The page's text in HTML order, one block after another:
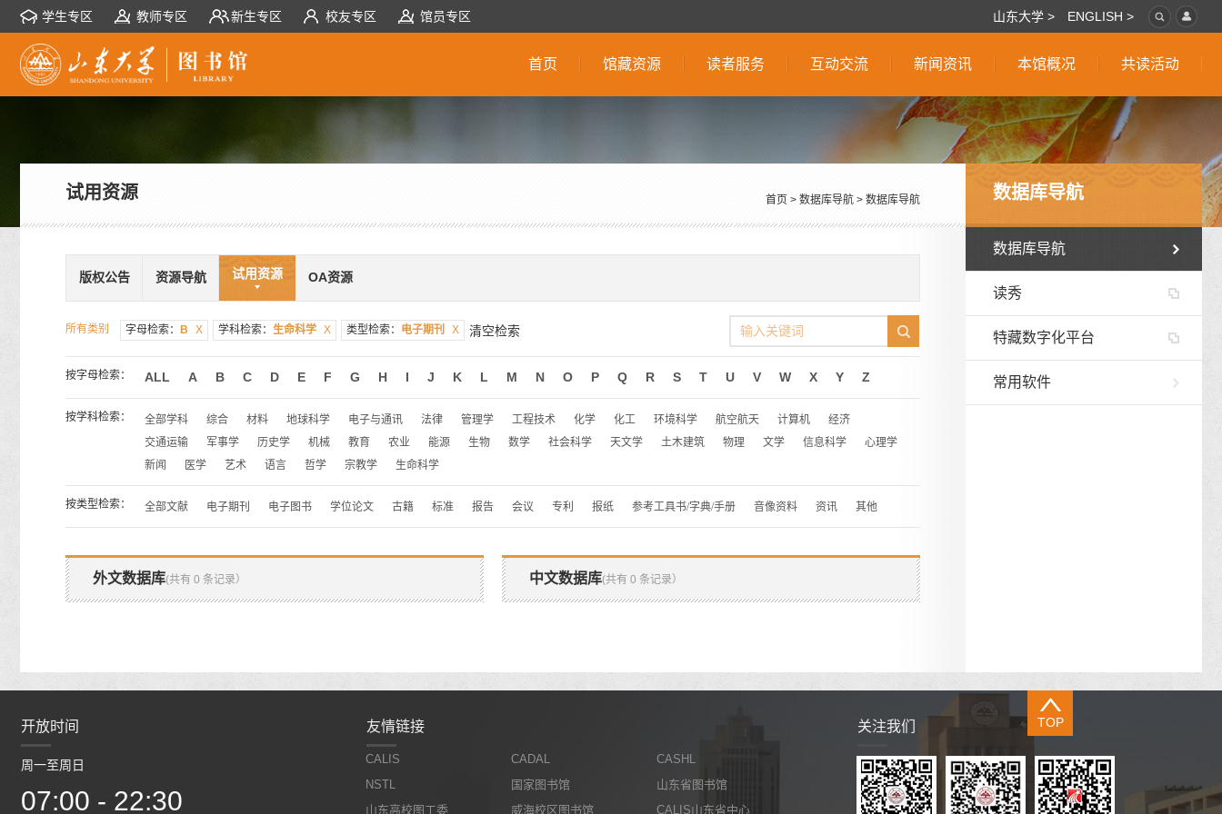
学生专区 教师专区 新生专区 校友专区 馆员专区 山东大学 > ENGLISH >
首页 馆藏资源 读者服务 互动交流 新闻资讯 本馆概况 共读活动
数据库导航
数据库导航
读秀
特藏数字化平台
常用软件
试用资源 首页 > 数据库导航 > 数据库导航
版权公告 资源导航 试用资源 OA资源
所有类别 字母检索： B X 学科检索： 生命科学 X 类型检索： 电子期刊 X 清空检索
按字母检索： ALL A B C D E F G H I J K L M N O P Q R S T U V W X Y Z
按学科检索： 全部学科 综合 材料 地球科学 电子与通讯 法律 管理学 工程技术 化学 化工 环境科学 航空航天 计算机
经济
交通运输
军事学 历史学 机械 教育 农业 能源 生物 数学 社会科学 天文学 土木建筑 物理 文学 信息科学
心理学
新闻
医学 艺术 语言 哲学 宗教学 生命科学
按类型检索： 全部文献 电子期刊 电子图书 学位论文 古籍 标准 报告 会议 专利 报纸 参考工具书/字典/手册 音像资料 资讯 其他
外文数据库(共有 0 条记录） 中文数据库(共有 0 条记录）
TOP
开放时间
周一至周日
07:00 - 22:30 07:00 - 22:30
友情链接
CALIS CADAL
CASHL
NSTL
国家图书馆
山东省图书馆
山东高校图工委
威海校区图书馆 CALIS山东省中心
关注我们